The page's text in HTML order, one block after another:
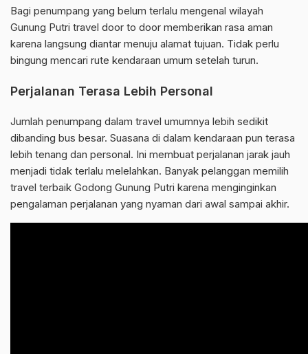
Bagi penumpang yang belum terlalu mengenal wilayah
Gunung Putri travel door to door memberikan rasa aman
karena langsung diantar menuju alamat tujuan. Tidak perlu
bingung mencari rute kendaraan umum setelah turun.
Perjalanan Terasa Lebih Personal
Jumlah penumpang dalam travel umumnya lebih sedikit
dibanding bus besar. Suasana di dalam kendaraan pun terasa
lebih tenang dan personal. Ini membuat perjalanan jarak jauh
menjadi tidak terlalu melelahkan. Banyak pelanggan memilih
travel terbaik Godong Gunung Putri karena menginginkan
pengalaman perjalanan yang nyaman dari awal sampai akhir.